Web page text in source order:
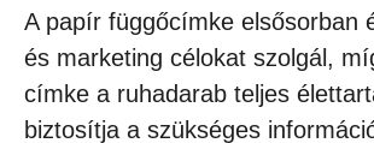
A papír függőcímke elsősorban
és marketing célokat szolgál,
címke a ruhadarab teljes
biztosítja a szükséges